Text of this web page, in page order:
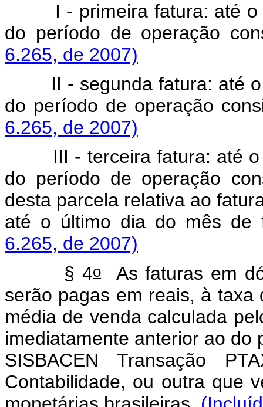
I - primeira fatura: até o
do período de operação
6.265, de 2007)
II - segunda fatura: até o
do período de operação
6.265, de 2007)
III - terceira fatura: até o
do período de operação
desta parcela relativa ao
até o último dia do mês de
6.265, de 2007)
§ 4oAs faturas em
serão pagas em reais, à
média de venda calculada
imediatamente anterior ao do
SISBACEN Transação
Contabilidade, ou outra que